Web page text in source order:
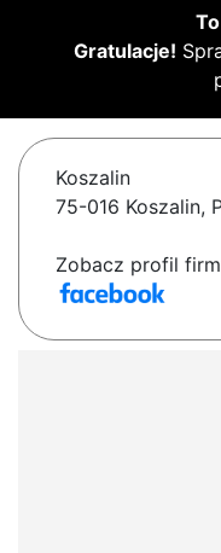
Gratulacje!
Koszalin
75-016 Koszalin,
Zobacz profil